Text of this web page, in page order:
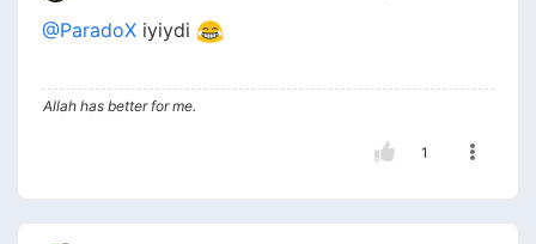
@ParadoX iyiydi
Allah has better for me.
1